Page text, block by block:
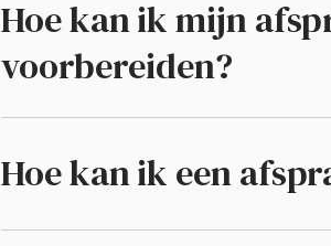
Hoe kan ik mijn
voorbereiden?
Hoe kan ik een